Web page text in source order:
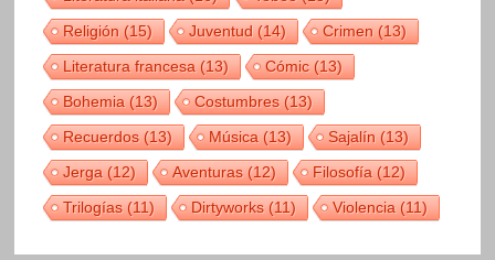
Religión(15) Juventud(14) Crimen(13)
Literatura francesa(13) Cómic(13)
Bohemia(13) Costumbres(13)
Recuerdos(13) Música(13) Sajalín(13)
Jerga(12) Aventuras(12) Filosofía(12)
Trilogías(11) Dirtyworks(11) Violencia(11)